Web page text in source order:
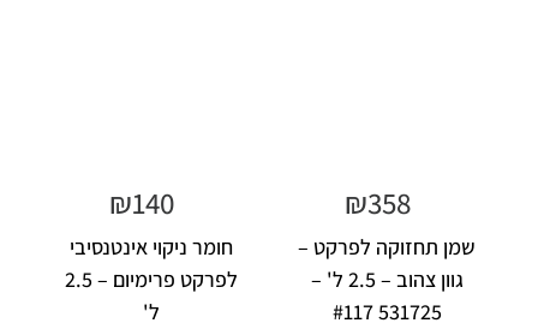
שמן תחזוקה לפרקט –
גוון צהוב – 2.5 ל' –
531725 #117
₪358
חומר ניקוי אינטנסיבי
לפרקט פרימיום – 2.5
ל'
₪140